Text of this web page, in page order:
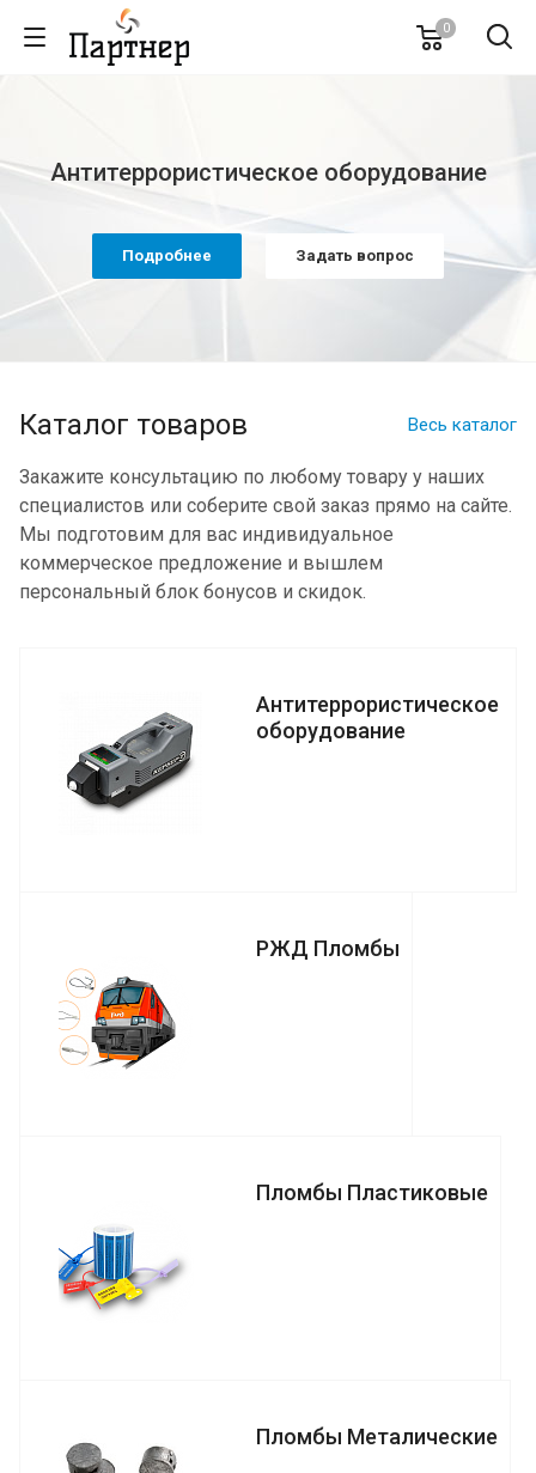
0
Антитеррористическое оборудование
Подробнее Задать вопрос
Весь каталог
Каталог товаров
Закажите консультацию по любому товару у наших
специалистов или соберите свой заказ прямо на сайте.
Мы подготовим для вас индивидуальное
коммерческое предложение и вышлем
персональный блок бонусов и скидок.
Антитеррористическое
оборудование
РЖД Пломбы
Пломбы Пластиковые
Пломбы Металические